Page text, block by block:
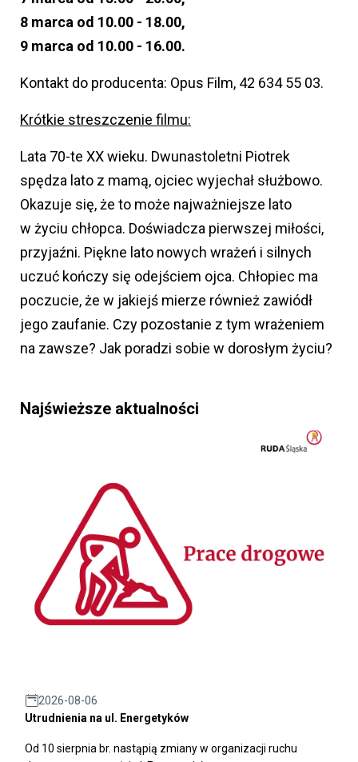
8 marca od 10.00 - 18.00,
9 marca od 10.00 - 16.00.
Kontakt do producenta: Opus Film, 42 634 55 03.
Krótkie streszczenie filmu:
Lata 70-te XX wieku. Dwunastoletni Piotrek
spędza lato z mamą, ojciec wyjechał służbowo.
Okazuje się, że to może najważniejsze lato
w życiu chłopca. Doświadcza pierwszej miłości,
przyjaźni. Piękne lato nowych wrażeń i silnych
uczuć kończy się odejściem ojca. Chłopiec ma
poczucie, że w jakiejś mierze również zawiódł
jego zaufanie. Czy pozostanie z tym wrażeniem
na zawsze? Jak poradzi sobie w dorosłym życiu?
Najświeższe aktualności
2026-08-06
Utrudnienia na ul. Energetyków
Od 10 sierpnia br. nastąpią zmiany w organizacji ruchu